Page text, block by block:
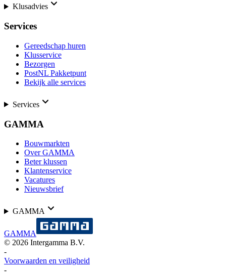
Klusadvies
Services
Gereedschap huren
Klusservice
Bezorgen
PostNL Pakketpunt
Bekijk alle services
Services
GAMMA
Bouwmarkten
Over GAMMA
Beter klussen
Klantenservice
Vacatures
Nieuwsbrief
GAMMA
GAMMA
© 2026 Intergamma B.V.
-
Voorwaarden en veiligheid
-